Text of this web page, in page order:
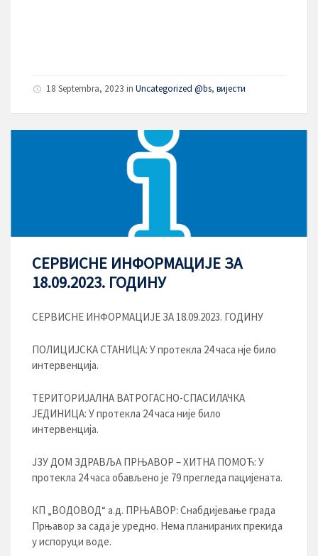
18 Septembra, 2023 in Uncategorized @bs, вијести
СЕРВИСНЕ ИНФОРМАЦИЈЕ ЗА
18.09.2023. ГОДИНУ
СЕРВИСНЕ ИНФОРМАЦИЈЕ ЗА 18.09.2023. ГОДИНУ
ПОЛИЦИЈСКА СТАНИЦА: У протекла 24 часа нје било
интервенција.
ТЕРИТОРИЈАЛНА ВАТРОГАСНО-СПАСИЛАЧКА
ЈЕДИНИЦА: У протекла 24 часа није било
интервенција.
ЈЗУ ДОМ ЗДРАВЉА ПРЊАВОР – ХИТНА ПОМОЋ: У
протекла 24 часа обављено је 79 прегледа пацијената.
КП „ВОДОВОД“ а.д. ПРЊАВОР: Снабдијевање града
Прњавор за сада је уредно. Нема планираних прекида
у испоруци воде.